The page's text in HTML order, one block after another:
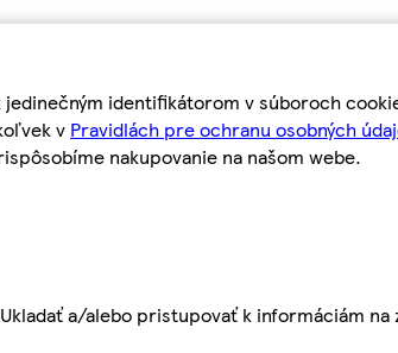
identifikátorom v súboroch
v Pravidlách pre ochranu osobných
nakupovanie na našom webe.
a/alebo pristupovať k informáciám na